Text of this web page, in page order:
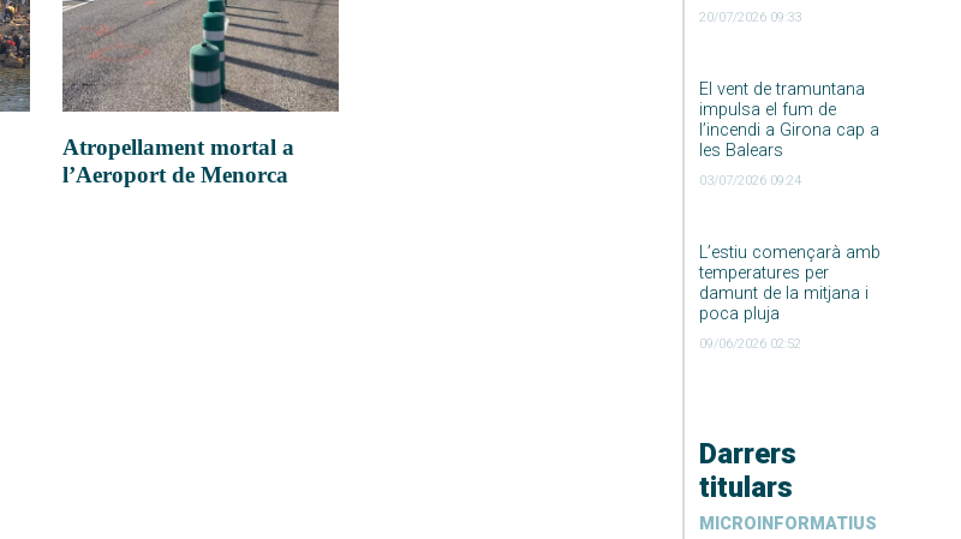
20/07/2026 09:33
El vent de tramuntana
impulsa el fum de
l’incendi a Girona cap a
les Balears
03/07/2026 09:24
L’estiu començarà amb
temperatures per
damunt de la mitjana i
poca pluja
09/06/2026 02:52
Darrers
titulars
MICROINFORMATIUS
Atropellament mortal a
l’Aeroport de Menorca